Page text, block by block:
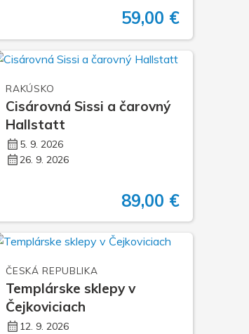
59,00 €
RAKÚSKO
Cisárovná Sissi a čarovný
Hallstatt
5. 9. 2026
26. 9. 2026
89,00 €
ČESKÁ REPUBLIKA
Templárske sklepy v
Čejkoviciach
12. 9. 2026